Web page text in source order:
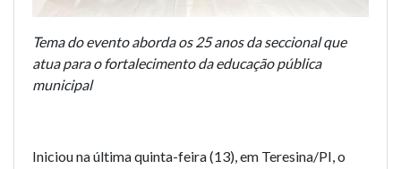
Tema do evento aborda os 25 anos da seccional que
atua para o fortalecimento da educação pública
municipal
Iniciou na última quinta-feira (13), em Teresina/PI, o